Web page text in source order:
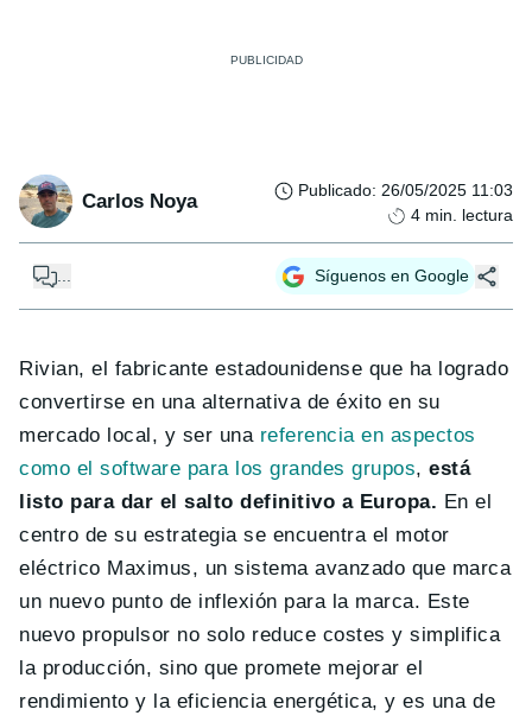
Carlos Noya Publicado: 26/05/2025 11:03
4 min. lectura
... Síguenos en Google
Rivian, el fabricante estadounidense que ha logrado
convertirse en una alternativa de éxito en su
mercado local, y ser una referencia en aspectos
como el software para los grandes grupos,está
listo para dar el salto definitivo a Europa. En el
centro de su estrategia se encuentra el motor
eléctrico Maximus, un sistema avanzado que marca
un nuevo punto de inflexión para la marca. Este
nuevo propulsor no solo reduce costes y simplifica
la producción, sino que promete mejorar el
rendimiento y la eficiencia energética, y es una de